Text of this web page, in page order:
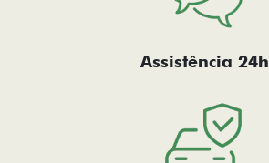
Assistência 24h